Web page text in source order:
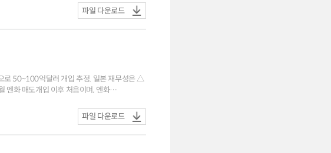
도 달러화의 주요 동인으로 부상 ㅇ
월 미국 주식
월 $24.5조로 확대. 해당 자금의 유입세는
능성에 유의
파일 다운로드
로 50~100억달러 개입 추정. 일본 재무성은 △
화 매도개입 이후 처음이며, 엔화
파일 다운로드